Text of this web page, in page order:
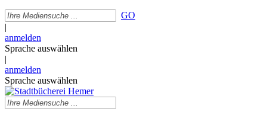
GO
|
anmelden
Sprache auswählen
|
anmelden
Sprache auswählen